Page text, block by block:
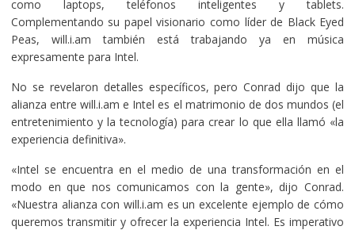
como laptops, teléfonos inteligentes y tablets.
Complementando su papel visionario como líder de Black Eyed
Peas, will.i.am también está trabajando ya en música
expresamente para Intel.
No se revelaron detalles específicos, pero Conrad dijo que la
alianza entre will.i.am e Intel es el matrimonio de dos mundos (el
entretenimiento y la tecnología) para crear lo que ella llamó «la
experiencia definitiva».
«Intel se encuentra en el medio de una transformación en el
modo en que nos comunicamos con la gente», dijo Conrad.
«Nuestra alianza con will.i.am es un excelente ejemplo de cómo
queremos transmitir y ofrecer la experiencia Intel. Es imperativo